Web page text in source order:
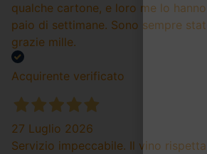
qualche cartone, e loro me lo
paio di settimane. Sono sempre
grazie mille.
Acquirente verificato
27 Luglio 2026
Servizio impeccabile. Il vino